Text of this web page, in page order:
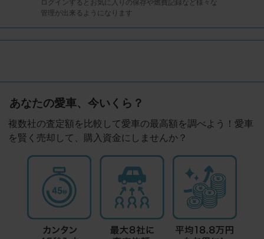
ログインするとお気に入りの保存や燃費記録など様々な
管理が出来るようになります
あなたの愛車、今いくら？
複数社の査定額を比較して愛車の最高額を調べよう！愛車
を賢く売却して、購入資金にしませんか？